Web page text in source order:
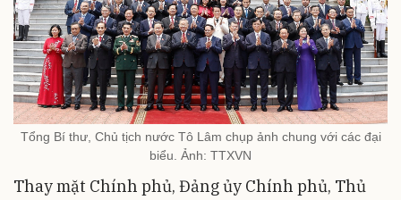
Tổng Bí thư, Chủ tịch nước Tô Lâm chụp ảnh chung với các đại
biểu. Ảnh: TTXVN
Thay mặt Chính phủ, Đảng ủy Chính phủ, Thủ